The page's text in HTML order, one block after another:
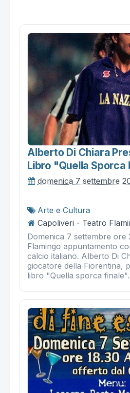
Alberto Di Chiara
Libro "quella Sporca
domenica 7 settembre
Arte e Cultura
Capoliveri - Teatro
Domenica 7 settembre ore
Flamingo appuntamento
calcio italiano. Alberto Di
giocatore della Fiorentina,
libro "Quella sporca finale".